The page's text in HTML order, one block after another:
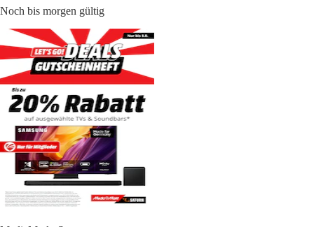
Noch bis morgen gültig